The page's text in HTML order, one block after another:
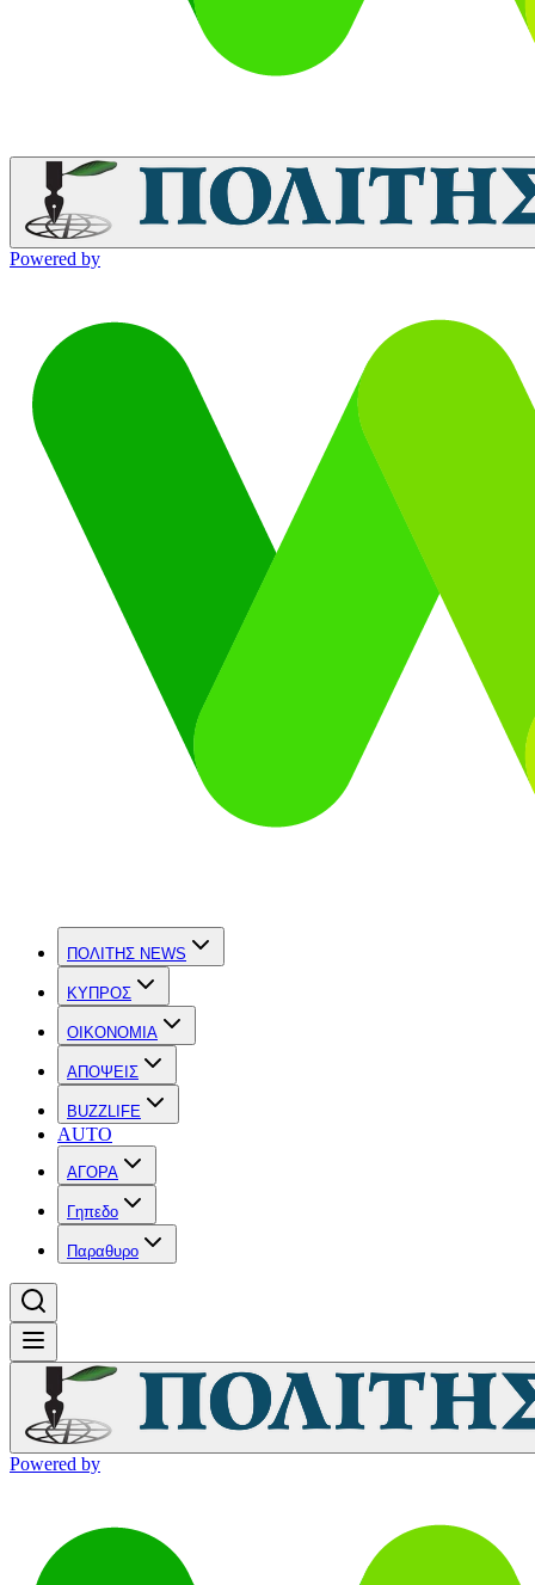
Powered by
ΠΟΛΙΤΗΣ NEWS
ΚΥΠΡΟΣ
OIKONOMIA
ΑΠΟΨΕΙΣ
BUZZLIFE
AUTO
ΑΓΟΡΑ
Γηπεδο
Παραθυρο
Powered by